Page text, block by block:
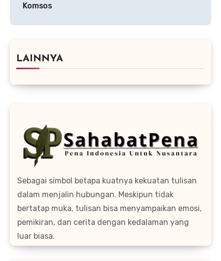
Komsos
LAINNYA
Sebagai simbol betapa kuatnya kekuatan tulisan
dalam menjalin hubungan. Meskipun tidak
bertatap muka, tulisan bisa menyampaikan emosi,
pemikiran, dan cerita dengan kedalaman yang
luar biasa.